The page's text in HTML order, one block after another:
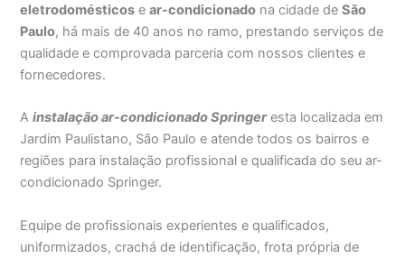
eletrodomésticos ear-condicionado na cidade deSão
Paulo, há mais de 40 anos no ramo, prestando serviços de
qualidade e comprovada parceria com nossos clientes e
fornecedores.
Ainstalação ar-condicionado Springeresta localizada em
Jardim Paulistano, São Paulo e atende todos os bairros e
regiões para instalação profissional e qualificada do seu ar-
condicionado Springer.
Equipe de profissionais experientes e qualificados,
uniformizados, crachá de identificação, frota própria de